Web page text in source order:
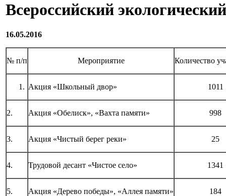
Всероссийский
16.05.2016
№ п/п Мероприятие Количество
Акция «Школьный двор» 1011
2. Акция «Обелиск», «Вахта памяти» 998
3. Акция «Чистый берег реки» 25
4. Трудовой десант «Чистое село» 1341
5. Акция «Дерево победы», «Аллея памяти» 184